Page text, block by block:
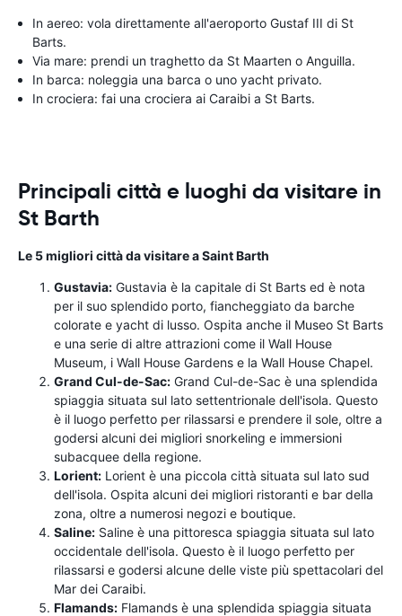
In aereo: vola direttamente all'aeroporto Gustaf III di St
Barts.
Via mare: prendi un traghetto da St Maarten o Anguilla.
In barca: noleggia una barca o uno yacht privato.
In crociera: fai una crociera ai Caraibi a St Barts.
Principali città e luoghi da visitare in
St Barth
Le 5 migliori città da visitare a Saint Barth
Gustavia: Gustavia è la capitale di St Barts ed è nota
per il suo splendido porto, fiancheggiato da barche
colorate e yacht di lusso. Ospita anche il Museo St Barts
e una serie di altre attrazioni come il Wall House
Museum, i Wall House Gardens e la Wall House Chapel.
Grand Cul-de-Sac: Grand Cul-de-Sac è una splendida
spiaggia situata sul lato settentrionale dell'isola. Questo
è il luogo perfetto per rilassarsi e prendere il sole, oltre a
godersi alcuni dei migliori snorkeling e immersioni
subacquee della regione.
Lorient: Lorient è una piccola città situata sul lato sud
dell'isola. Ospita alcuni dei migliori ristoranti e bar della
zona, oltre a numerosi negozi e boutique.
Saline: Saline è una pittoresca spiaggia situata sul lato
occidentale dell'isola. Questo è il luogo perfetto per
rilassarsi e godersi alcune delle viste più spettacolari del
Mar dei Caraibi.
Flamands: Flamands è una splendida spiaggia situata